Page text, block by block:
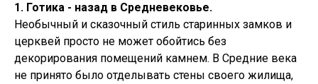
1. Готика - назад в Средневековье.
Необычный и сказочный стиль старинных замков и
церквей просто не может обойтись без
декорирования помещений камнем. В Средние века
не принято было отделывать стены своего жилища,